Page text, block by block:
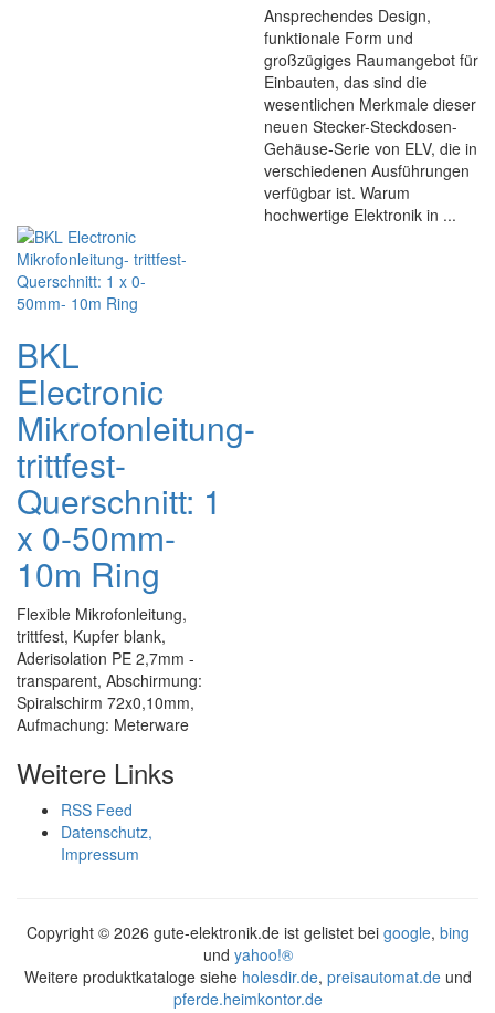
Ansprechendes Design,
funktionale Form und
großzügiges Raumangebot für
Einbauten, das sind die
wesentlichen Merkmale dieser
neuen Stecker-Steckdosen-
Gehäuse-Serie von ELV, die in
verschiedenen Ausführungen
verfügbar ist. Warum
hochwertige Elektronik in ...
BKL
Electronic
Mikrofonleitung-
trittfest-
Querschnitt: 1
x 0-50mm-
10m Ring
Flexible Mikrofonleitung,
trittfest, Kupfer blank,
Aderisolation PE 2,7mm -
transparent, Abschirmung:
Spiralschirm 72x0,10mm,
Aufmachung: Meterware
Weitere Links
RSS Feed
Datenschutz,
Impressum
Copyright © 2026 gute-elektronik.de ist gelistet bei google, bing
und yahoo!®
Weitere produktkataloge siehe holesdir.de, preisautomat.deund
pferde.heimkontor.de